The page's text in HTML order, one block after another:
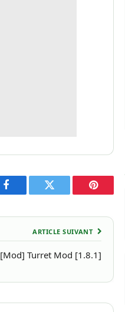
Facebook Twitter Pinterest
ARTICLE SUIVANT
[Mod] Turret Mod [1.8.1]